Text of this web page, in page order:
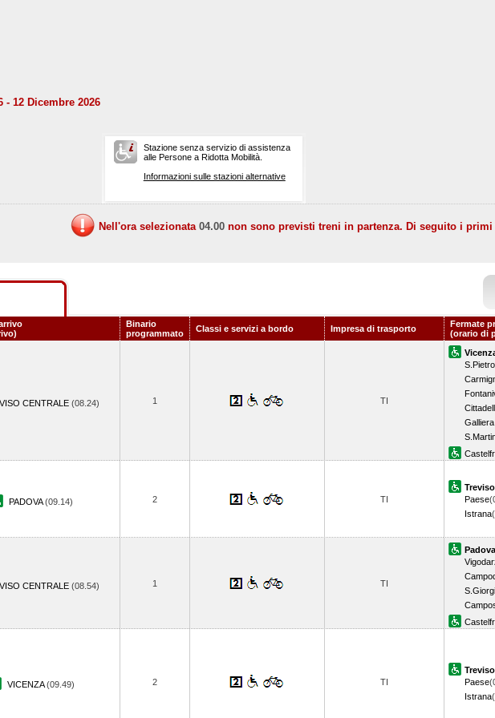
- 12 Dicembre 2026
Stazione senza servizio di assistenza
alle Persone a Ridotta Mobilità.
Informazioni sulle stazioni alternative
Nell'ora selezionata 04.00 non sono previsti treni in partenza. Di seguito i
Binario
programmato
Classi e servizi a bordo Impresa di trasporto
Fermate
(orario di
CENTRALE (08.24) 1 TI
Galliera
PADOVA(09.14) 2 TI
Paese
Istrana
CENTRALE (08.54) 1 TI
Padova
VICENZA(09.49) 2 TI
Paese
Istrana